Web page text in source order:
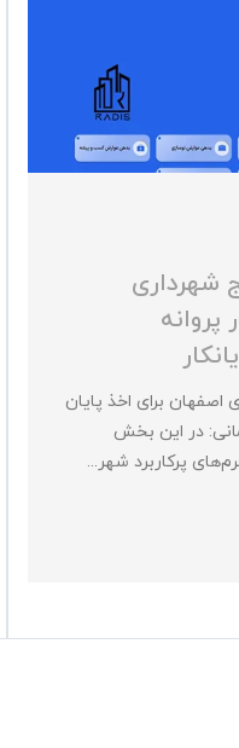
شهرداری
اصفهان برای اخذ پایان
در این بخش
پرکاربرد شهر...